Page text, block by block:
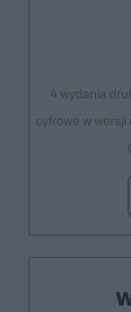
4 wydania
cyfrowe w wersji